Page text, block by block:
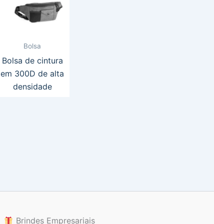
Bolsa
Bolsa de cintura
em 300D de alta
densidade
Brindes Empresariais